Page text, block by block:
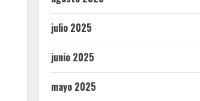
julio 2025
junio 2025
mayo 2025